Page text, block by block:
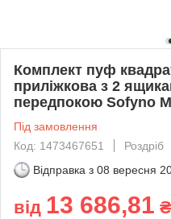
Комплект пуф
приліжкова з 2
передпокою Sofyno
Під замовлення
Код: 1473467651
Роздріб
Відправка з 08 вересня
від 13 686,81 ₴